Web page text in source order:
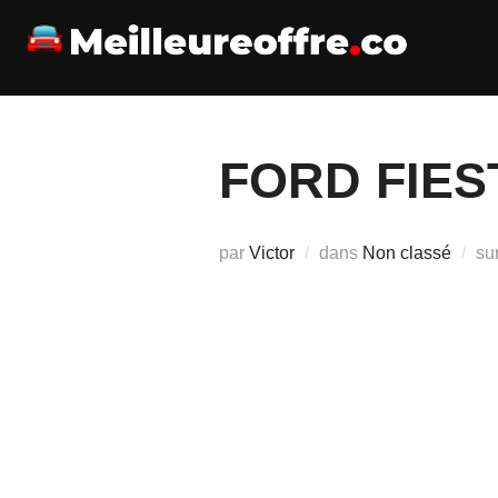
FORD
par Victor dans Non classé